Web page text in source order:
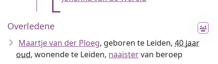
Overledene
Maartje van der Ploeg, geboren te Leiden, 40 jaar
oud, wonende te Leiden, naaistervan beroep